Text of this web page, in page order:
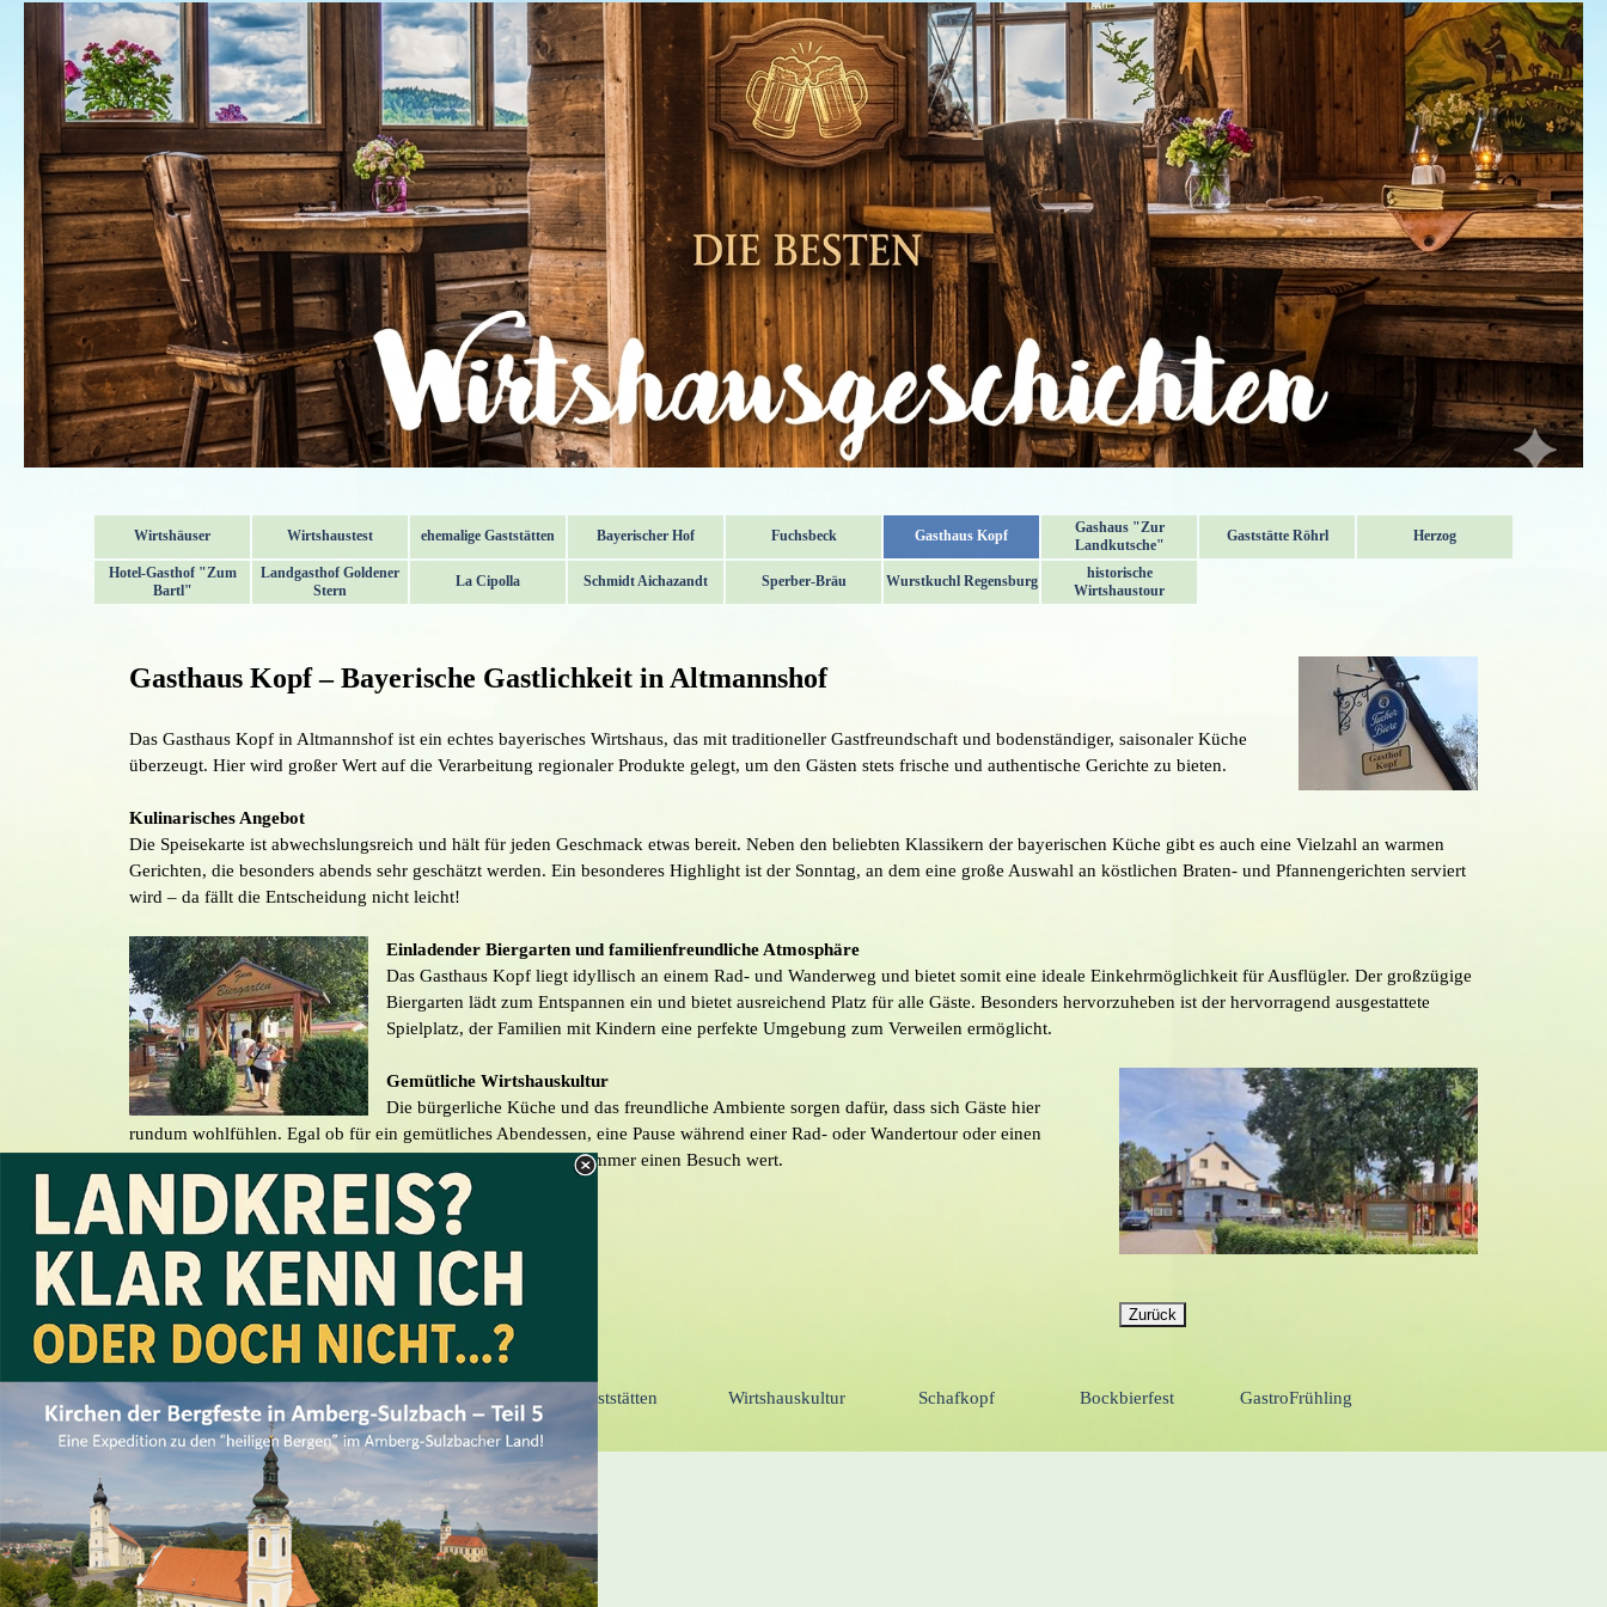
Wirtshäuser Wirtshaustest ehemalige Gaststätten ▼
Bayerischer Hof Fuchsbeck ▼
Gasthaus Kopf
Gashaus "Zur
Landkutsche"
Gaststätte Röhrl Herzog
Hotel-Gasthof "Zum
Bartl"
Landgasthof Goldener
Stern
La Cipolla Schmidt Aichazandt Sperber-Bräu Wurstkuchl Regensburg
historische
Wirtshaustour
Gasthaus Kopf – Bayerische Gastlichkeit in Altmannshof
Das Gasthaus Kopf in Altmannshof ist ein echtes bayerisches Wirtshaus, das mit traditioneller Gastfreundschaft und bodenständiger, saisonaler Küche
überzeugt. Hier wird großer Wert auf die Verarbeitung regionaler Produkte gelegt, um den Gästen stets frische und authentische Gerichte zu bieten.
Kulinarisches Angebot
Die Speisekarte ist abwechslungsreich und hält für jeden Geschmack etwas bereit. Neben den beliebten Klassikern der bayerischen Küche gibt es auch eine Vielzahl an warmen
Gerichten, die besonders abends sehr geschätzt werden. Ein besonderes Highlight ist der Sonntag, an dem eine große Auswahl an köstlichen Braten- und Pfannengerichten serviert
wird – da fällt die Entscheidung nicht leicht!
Einladender Biergarten und familienfreundliche Atmosphäre
Das Gasthaus Kopf liegt idyllisch an einem Rad- und Wanderweg und bietet somit eine ideale Einkehrmöglichkeit für Ausflügler. Der großzügige
Biergarten lädt zum Entspannen ein und bietet ausreichend Platz für alle Gäste. Besonders hervorzuheben ist der hervorragend ausgestattete
Spielplatz, der Familien mit Kindern eine perfekte Umgebung zum Verweilen ermöglicht.
Gemütliche Wirtshauskultur
Die bürgerliche Küche und das freundliche Ambiente sorgen dafür, dass sich Gäste hier
rundum wohlfühlen. Egal ob für ein gemütliches Abendessen, eine Pause während einer Rad- oder Wandertour oder einen
geselligen Nachmittag im Biergarten – das Gasthaus Kopf ist immer einen Besuch wert.
Zurück
Menü überspringen
Wirtshausgschichten ProBierBar Stammtisch ▼
Gaststätten ▼
Wirtshauskultur ▼
Schafkopf ▼
Bockbierfest ▼
GastroFrühling